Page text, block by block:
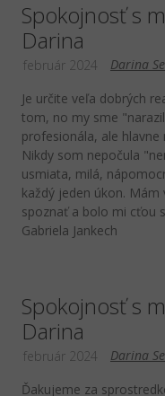
Spokojnosť s
Darina
Darina
február 2024
Je určite veľa dobrých
tom, no my sme
profesionála, ale
Nikdy som nepočula
usmiata, milá,
každý jeden úkon.
spoznať a bolo mi cťou
Gabriela Jankech
Spokojnosť s
Darina
Darina
február 2024
Ďakujeme za